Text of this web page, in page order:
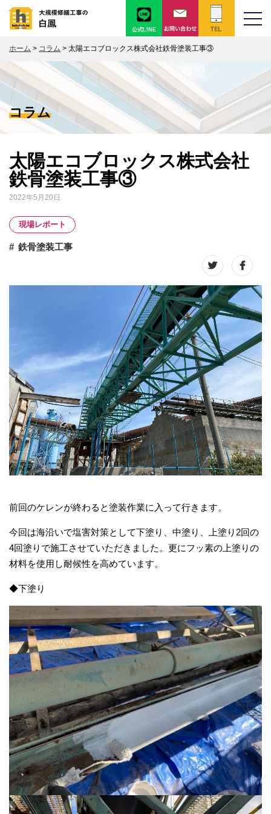
公式LINE
ホーム > コラム > 太陽エコブロックス株式会社鉄骨塗装工事③
コラム
太陽エコブロックス株式会社
鉄骨塗装工事③
2022年5月20日
現場レポート
鉄骨塗装工事
前回のケレンが終わると塗装作業に入って行きます。
今回は海沿いで塩害対策として下塗り、中塗り、上塗り2回の
4回塗りで施工させていただきました。更にフッ素の上塗りの
材料を使用し耐候性を高めています。
◆下塗り